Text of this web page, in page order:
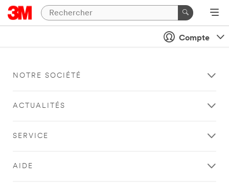
Compte
NOTRE SOCIÉTÉ
ACTUALITÉS
SERVICE
AIDE